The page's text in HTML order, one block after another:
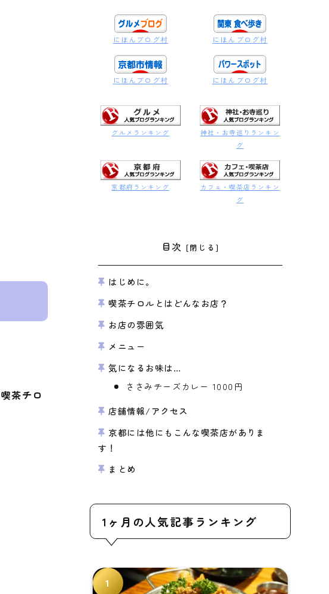
喫茶チロ
にほんブログ村 にほんブログ村
にほんブログ村 にほんブログ村
グルメランキング
神社・お寺巡りランキン
グ
京都府ランキング
カフェ・喫茶店ランキン
グ
目次
はじめに。
喫茶チロルとはどんなお店？
お店の雰囲気
メニュー
気になるお味は…
ささみチーズカレー 1000円
店舗情報/アクセス
京都には他にもこんな喫茶店がありま
す！
まとめ
1ヶ月の人気記事ランキング